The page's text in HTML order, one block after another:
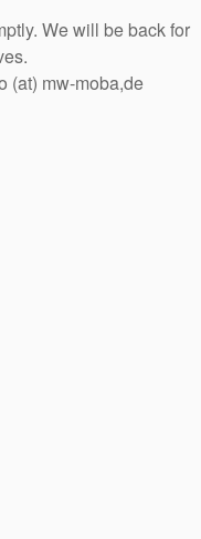
We will be back for
(at) mw-moba,de